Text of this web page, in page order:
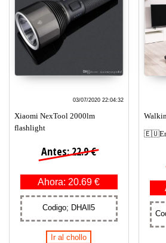
03/07/2020 22:04:32
Xiaomi NexTool 2000lm
flashlight
Antes: 22.9 €
Ahora: 20.69 €
Codigo; DHAll5
Ir al chollo